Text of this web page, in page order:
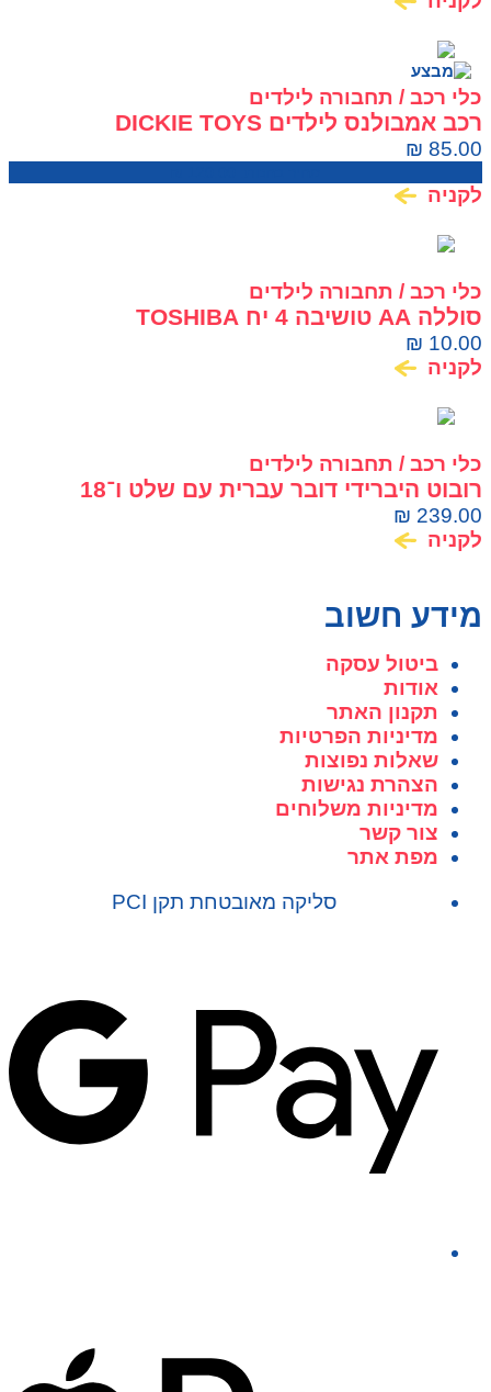
כלי רכב / תחבורה לילדים
רכב אמבולנס לילדים DICKIE TOYS
₪ 85.00
לקניה
כלי רכב / תחבורה לילדים
סוללה AA טושיבה 4 יח TOSHIBA
₪ 10.00
לקניה
כלי רכב / תחבורה לילדים
רובוט היברידי דובר עברית עם שלט ו־18
פונקציות MACHINA
₪ 239.00
לקניה
מידע חשוב
ביטול עסקה
אודות
תקנון האתר
מדיניות הפרטיות
שאלות נפוצות
הצהרת נגישות
מדיניות משלוחים
צור קשר
מפת אתר
סליקה מאובטחת תקן PCI